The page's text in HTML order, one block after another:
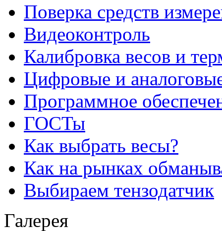
Поверка средств
Видеоконтроль
Калибровка весов и
Цифровые и
Программное
ГОСТы
Как выбрать весы?
Как на рынках
Выбираем тензодатчик
Галерея